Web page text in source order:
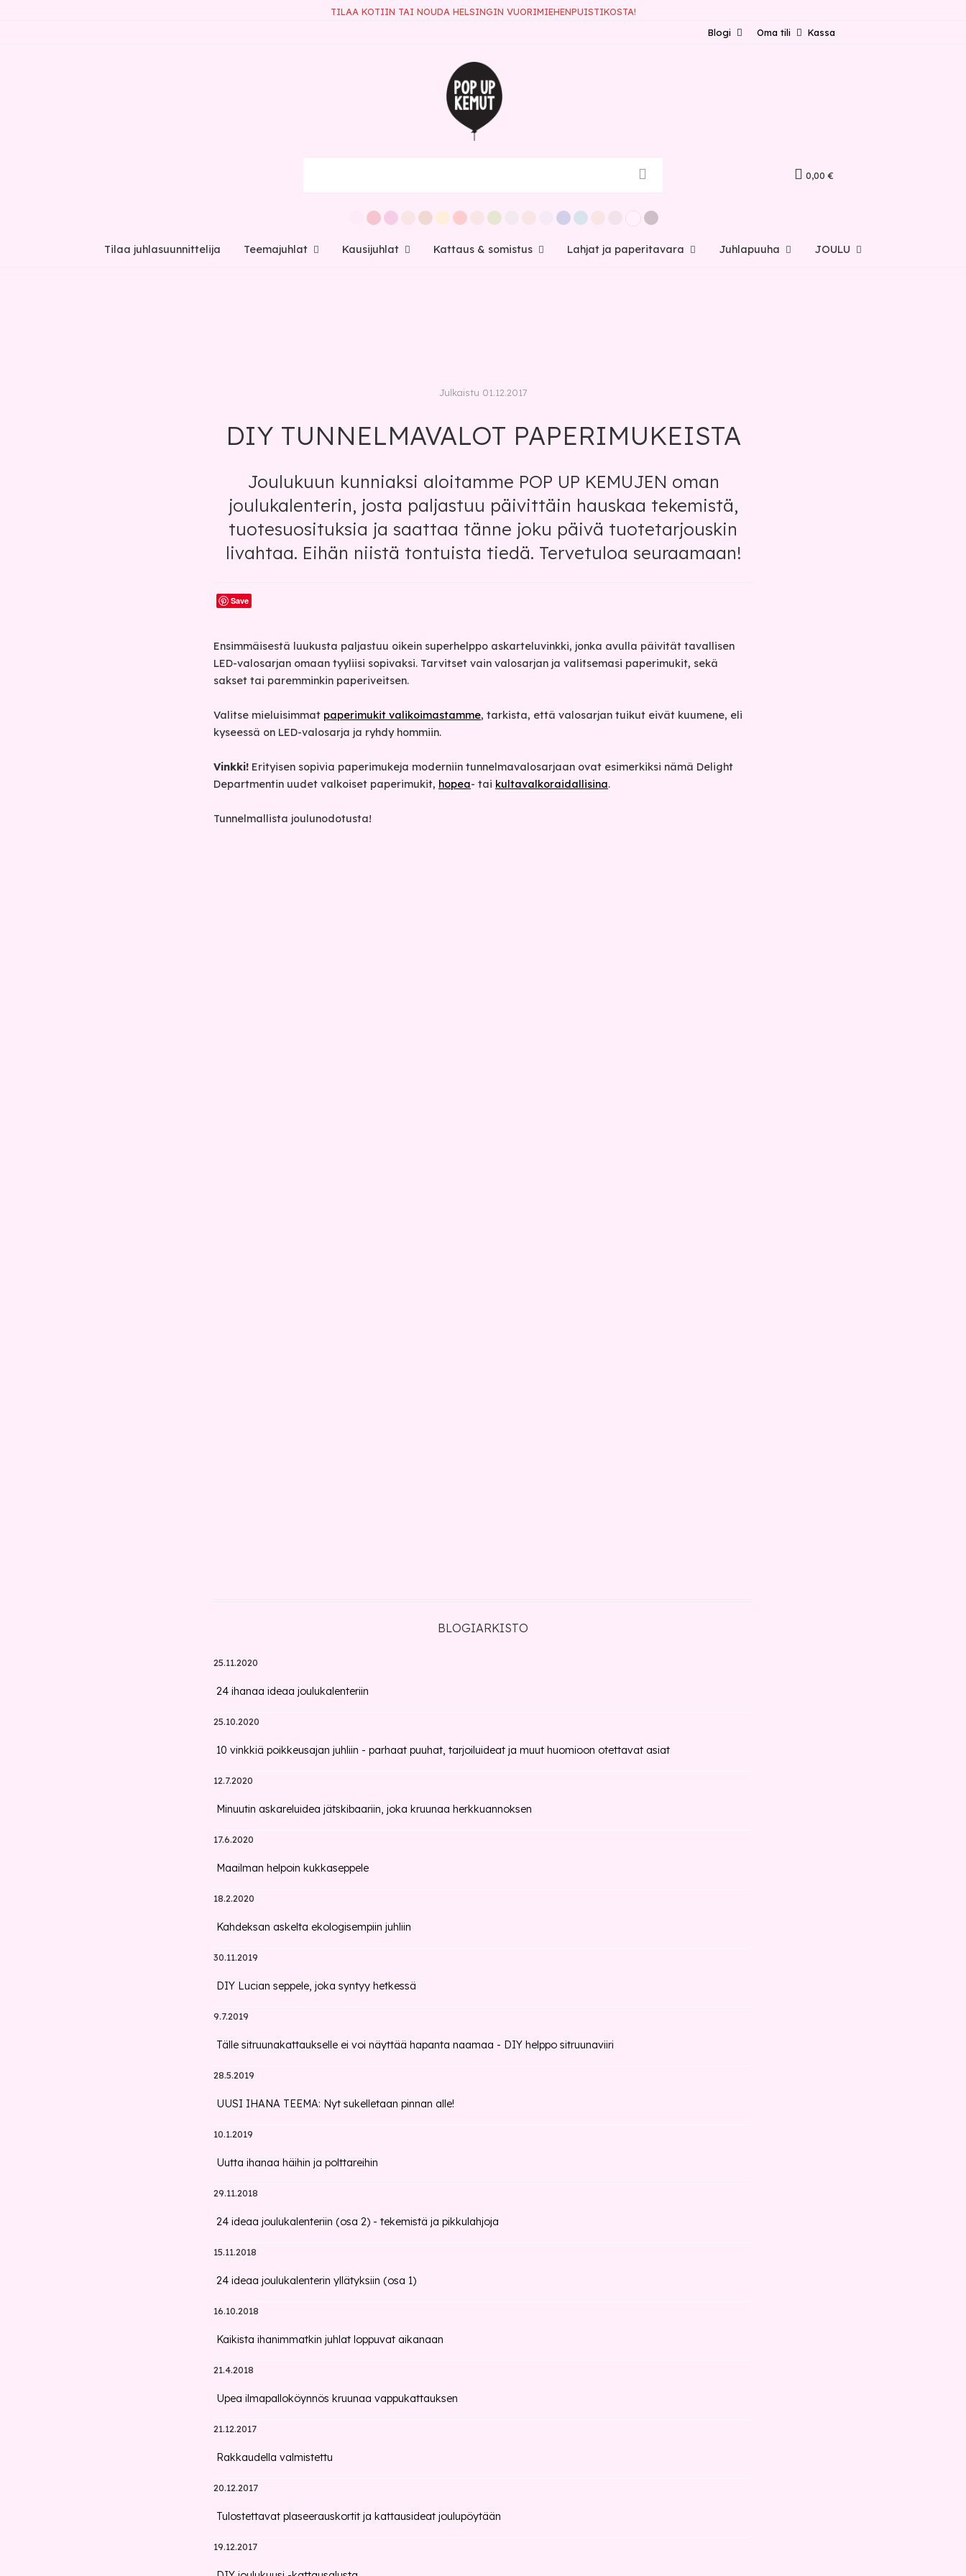
TILAA KOTIIN TAI NOUDA HELSINGIN VUORIMIEHENPUISTIKOSTA!
Kassa
Oma tili
Blogi
0,00 €
Tilaa juhlasuunnittelija Teemajuhlat Kausijuhlat Kattaus & somistus Lahjat ja paperitavara Juhlapuuha JOULU
Julkaistu 01.12.2017
DIY TUNNELMAVALOT PAPERIMUKEISTA
Joulukuun kunniaksi aloitamme POP UP KEMUJEN oman
joulukalenterin, josta paljastuu päivittäin hauskaa tekemistä,
tuotesuosituksia ja saattaa tänne joku päivä tuotetarjouskin
livahtaa. Eihän niistä tontuista tiedä. Tervetuloa seuraamaan!
Save
Ensimmäisestä luukusta paljastuu oikein superhelppo askarteluvinkki, jonka avulla päivität tavallisen
LED-valosarjan omaan tyyliisi sopivaksi. Tarvitset vain valosarjan ja valitsemasi paperimukit, sekä
sakset tai paremminkin paperiveitsen.
Valitse mieluisimmat paperimukit valikoimastamme, tarkista, että valosarjan tuikut eivät kuumene, eli
kyseessä on LED-valosarja ja ryhdy hommiin.
Vinkki! Erityisen sopivia paperimukeja moderniin tunnelmavalosarjaan ovat esimerkiksi nämä Delight
Departmentin uudet valkoiset paperimukit, hopea- tai kultavalkoraidallisina.
Tunnelmallista joulunodotusta!
BLOGIARKISTO
25.11.2020
24 ihanaa ideaa joulukalenteriin
25.10.2020
10 vinkkiä poikkeusajan juhliin - parhaat puuhat, tarjoiluideat ja muut huomioon otettavat asiat
12.7.2020
Minuutin askareluidea jätskibaariin, joka kruunaa herkkuannoksen
17.6.2020
Maailman helpoin kukkaseppele
18.2.2020
Kahdeksan askelta ekologisempiin juhliin
30.11.2019
DIY Lucian seppele, joka syntyy hetkessä
9.7.2019
Tälle sitruunakattaukselle ei voi näyttää hapanta naamaa - DIY helppo sitruunaviiri
28.5.2019
UUSI IHANA TEEMA: Nyt sukelletaan pinnan alle!
10.1.2019
Uutta ihanaa häihin ja polttareihin
29.11.2018
24 ideaa joulukalenteriin (osa 2) - tekemistä ja pikkulahjoja
15.11.2018
24 ideaa joulukalenterin yllätyksiin (osa 1)
16.10.2018
Kaikista ihanimmatkin juhlat loppuvat aikanaan
21.4.2018
Upea ilmapalloköynnös kruunaa vappukattauksen
21.12.2017
Rakkaudella valmistettu
20.12.2017
Tulostettavat plaseerauskortit ja kattausideat joulupöytään
19.12.2017